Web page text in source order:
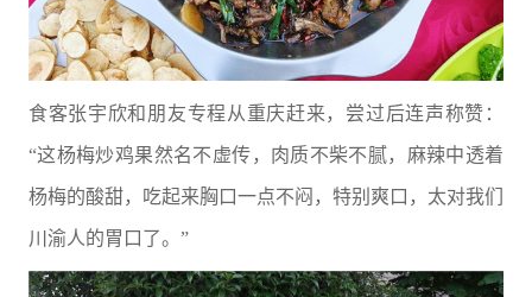
食客张宇欣和朋友专程从重庆赶来，尝过后连声称赞：
“这杨梅炒鸡果然名不虚传，肉质不柴不腻，麻辣中透着
杨梅的酸甜，吃起来胸口一点不闷，特别爽口，太对我们
川渝人的胃口了。”